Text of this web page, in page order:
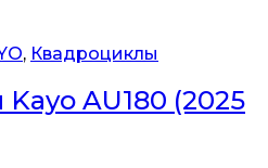
, Квадроциклы
AU180 (2025